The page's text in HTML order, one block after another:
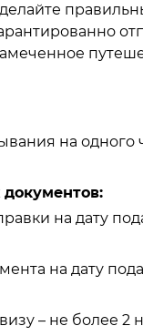
на одного
на дату
на дату
– не более 2